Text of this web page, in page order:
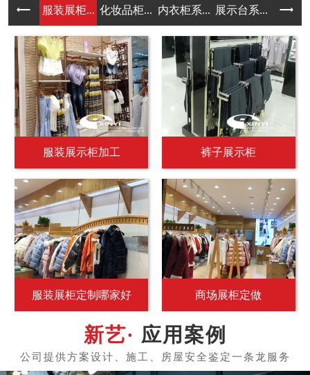
服装展柜... 化妆品柜... 内衣柜系... 展示台系... 中岛
服装展示柜加工 裤子展示柜
服装展柜定制哪家好 商场展柜定做
应用案例